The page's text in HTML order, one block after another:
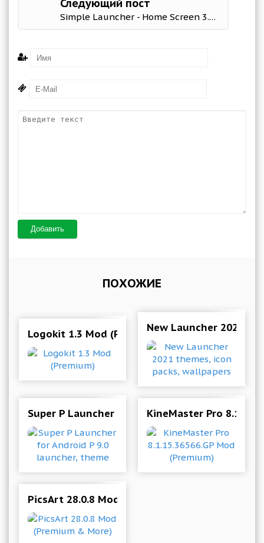
Следующий пост
Simple Launcher - Home Screen 3.2.3 Mod (Premium)
Добавить
ПОХОЖИЕ
Logokit 1.3 Mod (Premium)New Launcher 2021
Super P Launcher for Android P 9.0 launcher,
KineMaster Pro
PicsArt 28.0.8 Mod (Premium & More)